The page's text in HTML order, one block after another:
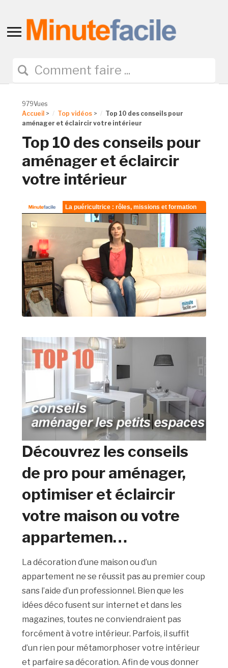
Toggle
navigation
979Vues
Accueil > Top vidéos >
Top 10 des conseils pour
aménager et éclaircir votre intérieur
Top 10 des conseils pour
aménager et éclaircir
votre intérieur
Découvrez les conseils
de pro pour aménager,
optimiser et éclaircir
votre maison ou votre
appartemen…
La décoration d’une maison ou d’un
appartement ne se réussit pas au premier coup
sans l’aide d’un professionnel. Bien que les
idées déco fusent sur internet et dans les
magazines, toutes ne conviendraient pas
forcément à votre intérieur. Parfois, il suffit
d’un rien pour métamorphoser votre intérieur
et parfaire sa décoration. Afin de vous donner